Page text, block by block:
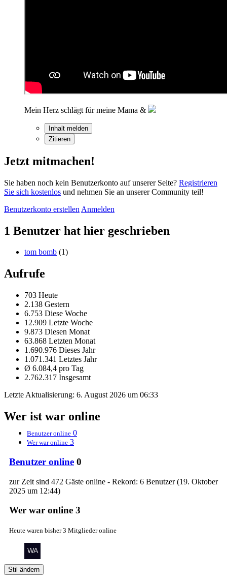
Mein Herz schlägt für meine Mama &
Inhalt melden
Zitieren
Jetzt mitmachen!
Sie haben noch kein Benutzerkonto auf unserer Seite? Registrieren
Sie sich kostenlos und nehmen Sie an unserer Community teil!
Benutzerkonto erstellen Anmelden
1 Benutzer hat hier geschrieben
tom bomb (1)
Aufrufe
703 Heute
2.138 Gestern
6.753 Diese Woche
12.909 Letzte Woche
9.873 Diesen Monat
63.868 Letzten Monat
1.690.976 Dieses Jahr
1.071.341 Letztes Jahr
Ø 6.084,4 pro Tag
2.762.317 Insgesamt
Letzte Aktualisierung: 6. August 2026 um 06:33
Wer ist war online
Benutzer online 0
Wer war online 3
Benutzer online 0
zur Zeit sind 472 Gäste online - Rekord: 6 Benutzer (19. Oktober
2025 um 12:44)
Wer war online 3
Heute waren bisher 3 Mitglieder online
Stil ändern